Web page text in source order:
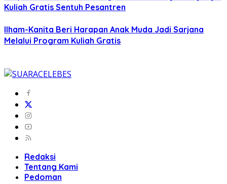
Kuliah Gratis Sentuh Pesantren
Ilham-Kanita Beri Harapan Anak Muda Jadi Sarjana
Melalui Program Kuliah Gratis
Redaksi
Tentang Kami
Pedoman